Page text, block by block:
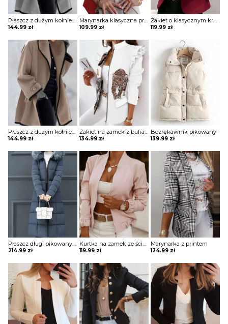
144.99 zł
Marynarka klasyczna prosta dwurzędowa
109.99 zł
Żakiet o klasycznym kroju z przeszyciami
119.99 zł
Płaszcz z dużym kołnierzem i ozdobną lamówką
144.99 zł
Żakiet na zamek z bufiastymi rękawami i stójką
134.99 zł
Bezrękawnik pikowany
139.99 zł
Płaszcz długi pikowany z futrzanym wykończeniem
214.99 zł
Kurtka na zamek ze ściągaczami
119.99 zł
Marynarka z printem
124.99 zł